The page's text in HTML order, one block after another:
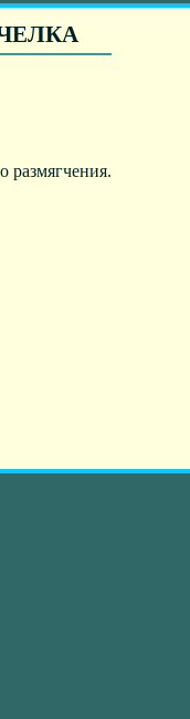
размягчения.